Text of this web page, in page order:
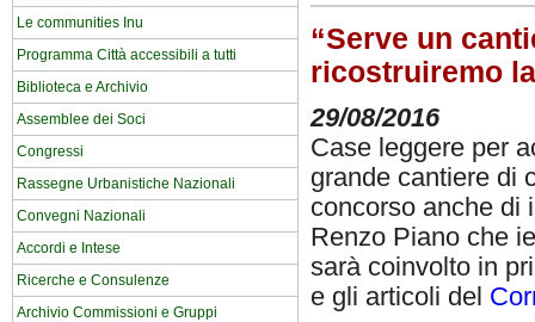
Le communities Inu
Programma Città accessibili a tutti
Biblioteca e Archivio
Assemblee dei Soci
Congressi
Rassegne Urbanistiche Nazionali
Convegni Nazionali
Accordi e Intese
Ricerche e Consulenze
Archivio Commissioni e Gruppi
“Serve un
ricostruiremo
29/08/2016
Case leggere per
grande cantiere di
concorso anche di
Renzo Piano che
sarà coinvolto in
e gli articoli del